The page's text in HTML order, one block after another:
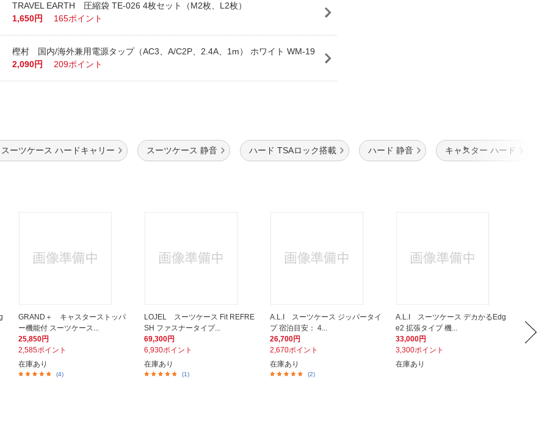
TRAVEL EARTH 圧縮袋 TE-026 4枚セット（M2枚、L2枚）
1,650円
165ポイント
樫村 国内/海外兼用電源タップ（AC3、A/C2P、2.4A、1m） ホワイト WM-19
2,090円
209ポイント
スーツケース ハードキャリー スーツケース 静音 ハード TSAロック搭載 ハード 静音 キャスター ハード
GRAND＋ キャスターストッパ
ー機能付 スーツケース...
25,850円
2,585ポイント
在庫あり
(4)
LOJEL スーツケース Fit REFRE
SH ファスナータイプ...
69,300円
6,930ポイント
在庫あり
(1)
A.L.I スーツケース ジッパータイ
プ 宿泊目安： 4...
26,700円
2,670ポイント
在庫あり
(2)
A.L.I スーツケース デカかるEdg
e2 拡張タイプ 機...
33,000円
3,300ポイント
在庫あり
能付
17,970